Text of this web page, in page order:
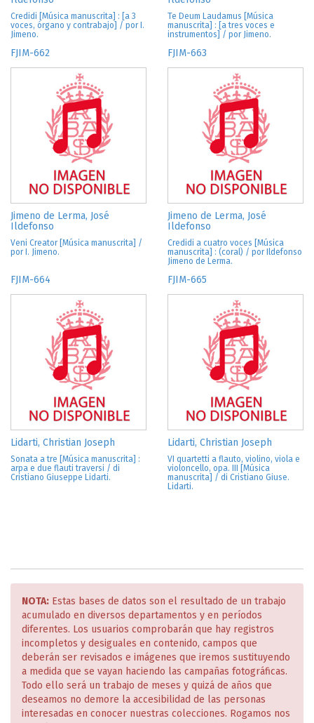
Credidi [Música manuscrita] : [a 3
voces, órgano y contrabajo] / por I.
Jimeno.
Te Deum Laudamus [Música
manuscrita] : [a tres voces e
instrumentos] / por Jimeno.
FJIM-662
Jimeno de Lerma, José
Ildefonso
Veni Creator [Música manuscrita] /
por I. Jimeno.
FJIM-663
Jimeno de Lerma, José
Ildefonso
Credidi a cuatro voces [Música
manuscrita] : (coral) / por Ildefonso
Jimeno de Lerma.
FJIM-664
Lidarti, Christian Joseph
Sonata a tre [Música manuscrita] :
arpa e due flauti traversi / di
Cristiano Giuseppe Lidarti.
FJIM-665
Lidarti, Christian Joseph
VI quartetti a flauto, violino, viola e
violoncello, opa. III [Música
manuscrita] / di Cristiano Giuse.
Lidarti.
NOTA: Estas bases de datos son el resultado de un trabajo
acumulado en diversos departamentos y en períodos
diferentes. Los usuarios comprobarán que hay registros
incompletos y desiguales en contenido, campos que
deberán ser revisados e imágenes que iremos sustituyendo
a medida que se vayan haciendo las campañas fotográficas.
Todo ello será un trabajo de meses y quizá de años que
deseamos no demore la accesibilidad de las personas
interesadas en conocer nuestras colecciones. Rogamos nos